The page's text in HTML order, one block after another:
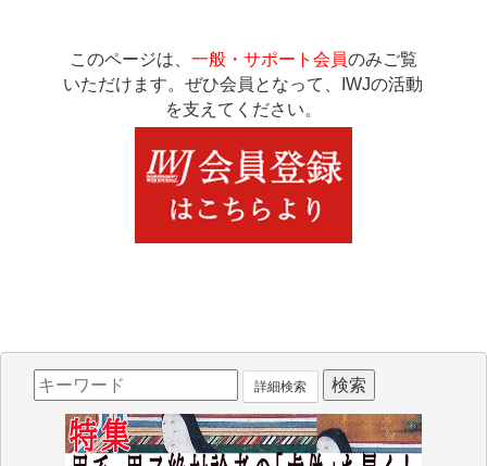
このページは、 一般・サポート会員のみご覧
いただけます。ぜひ会員となって、IWJの活動
を支えてください。
詳細検索